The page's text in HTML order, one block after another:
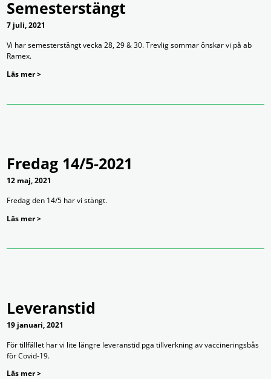
Semesterstängt
7 juli, 2021
Vi har semesterstängt vecka 28, 29 & 30. Trevlig sommar önskar vi på ab
Ramex.
Läs mer >
Fredag 14/5-2021
12 maj, 2021
Fredag den 14/5 har vi stängt.
Läs mer >
Leveranstid
19 januari, 2021
För tillfället har vi lite längre leveranstid pga tillverkning av vaccineringsbås
för Covid-19.
Läs mer >